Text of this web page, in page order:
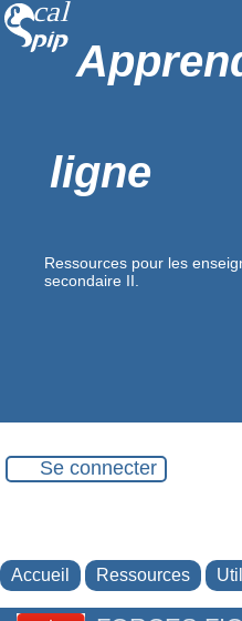
ligne
Ressources pour les
secondaire II.
Se connecter
Accueil Ressources